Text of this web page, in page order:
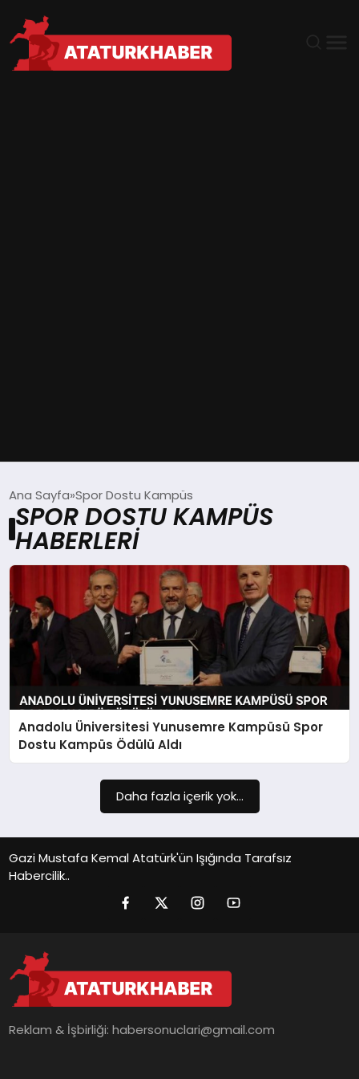
DÜNYA
EĞITIM
EKONOMI
MAGAZIN
SIYASET
YAŞAM
Ana Sayfa Spor Dostu Kampüs
SPOR DOSTU KAMPÜS
HABERLERI
Anadolu Üniversitesi Yunusemre Kampüsü Spor
Dostu Kampüs Ödülü Aldı
Daha fazla içerik yok...
Gazi Mustafa Kemal Atatürk'ün Işığında Tarafsız
Habercilik..
Reklam & İşbirliği:habersonuclari@gmail.com